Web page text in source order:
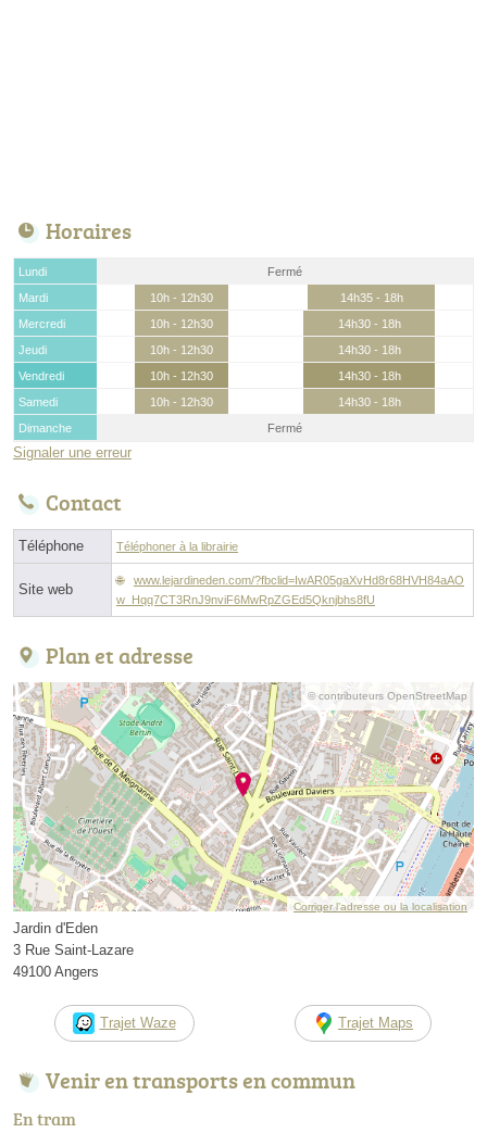
Horaires
Lundi
Fermé
Mardi
10h - 12h30
14h35 - 18h
Mercredi
10h - 12h30
14h30 - 18h
Jeudi
10h - 12h30
14h30 - 18h
Vendredi
10h - 12h30
14h30 - 18h
Samedi
10h - 12h30
14h30 - 18h
Dimanche
Fermé
Signaler une erreur
Contact
Téléphone Téléphoner à la librairie
Site web
www.lejardineden.com/?fbclid=IwAR05gaXvHd8r68HVH84aAO
w_Hqq7CT3RnJ9nviF6MwRpZGEd5Qknjbhs8fU
Plan et adresse
© contributeurs OpenStreetMap
Corriger l’adresse ou la localisation
Jardin d'Eden
3 Rue Saint-Lazare
49100 Angers
Trajet Waze Trajet Maps
Venir en transports en commun
En tram